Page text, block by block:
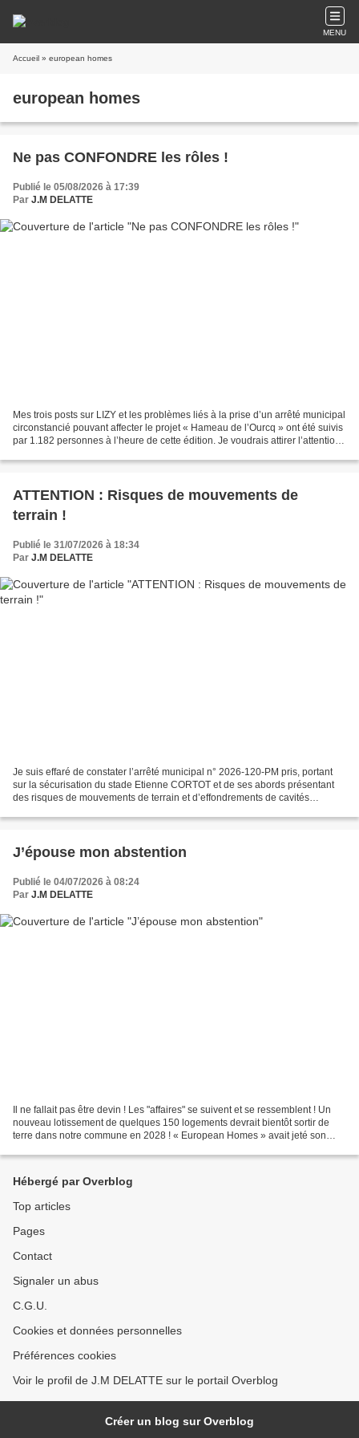
MENU
Accueil » european homes
european homes
Ne pas CONFONDRE les rôles !
Publié le 05/08/2026 à 17:39
Par J.M DELATTE
Mes trois posts sur LIZY et les problèmes liés à la prise d’un arrêté municipal
circonstancié pouvant affecter le projet « Hameau de l’Ourcq » ont été suivis
par 1.182 personnes à l’heure de cette édition. Je voudrais attirer l’attention
ATTENTION : Risques de mouvements de
terrain !
Publié le 31/07/2026 à 18:34
Par J.M DELATTE
Je suis effaré de constater l’arrêté municipal n° 2026-120-PM pris, portant
sur la sécurisation du stade Etienne CORTOT et de ses abords présentant
des risques de mouvements de terrain et d’effondrements de cavités
J’épouse mon abstention
Publié le 04/07/2026 à 08:24
Par J.M DELATTE
Il ne fallait pas être devin ! Les "affaires" se suivent et se ressemblent ! Un
nouveau lotissement de quelques 150 logements devrait bientôt sortir de
terre dans notre commune en 2028 ! « European Homes » avait jeté son
Hébergé par Overblog
Top articles
Pages
Contact
Signaler un abus
C.G.U.
Cookies et données personnelles
Préférences cookies
Voir le profil de J.M DELATTE sur le portail Overblog
Créer un blog sur Overblog